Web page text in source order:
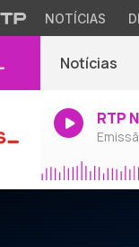
NOTÍCIAS
Notícias
RTP